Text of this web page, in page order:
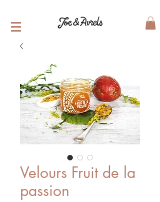
Velours Fruit de la
passion